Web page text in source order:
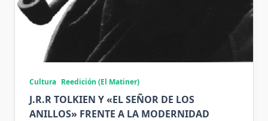
Cultura Reedición (El Matiner)
J.R.R TOLKIEN Y «EL SEÑOR DE LOS
ANILLOS» FRENTE A LA MODERNIDAD